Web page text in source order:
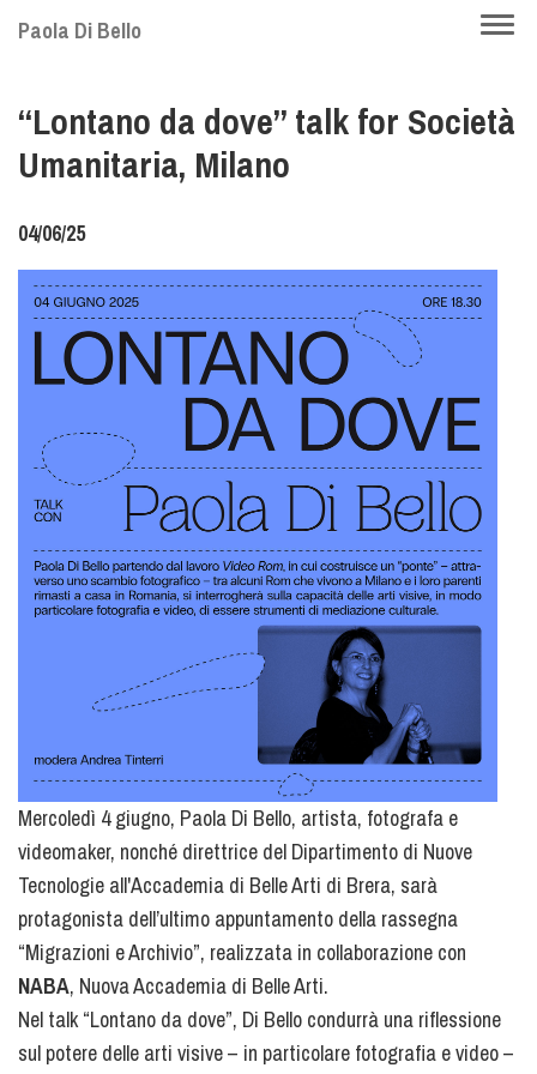
Skip
content
Paola Di Bello
“Lontano da dove” talk for Società
Umanitaria, Milano
04/06/25
Mercoledì 4 giugno, Paola Di Bello, artista, fotografa e
videomaker, nonché direttrice del Dipartimento di Nuove
Tecnologie all'Accademia di Belle Arti di Brera, sarà
protagonista dell’ultimo appuntamento della rassegna
“Migrazioni e Archivio”, realizzata in collaborazione con
NABA, Nuova Accademia di Belle Arti.
Nel talk “Lontano da dove”, Di Bello condurrà una riflessione
sul potere delle arti visive – in particolare fotografia e video –